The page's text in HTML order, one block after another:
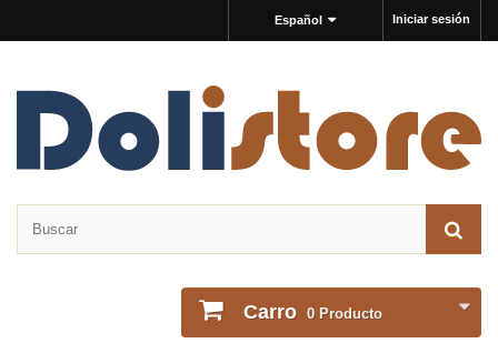
Iniciar sesión
Español
Carro 0 Producto